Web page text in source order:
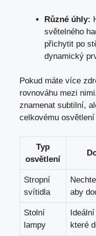
Různé úhly:
světelného
přichytit po
dynamický
Pokud máte více
rovnováhu mezi
znamenat subtilní,
celkovému
Typ
osvětlení
Stropní
svítidla
aby
Stolní
lampy
které